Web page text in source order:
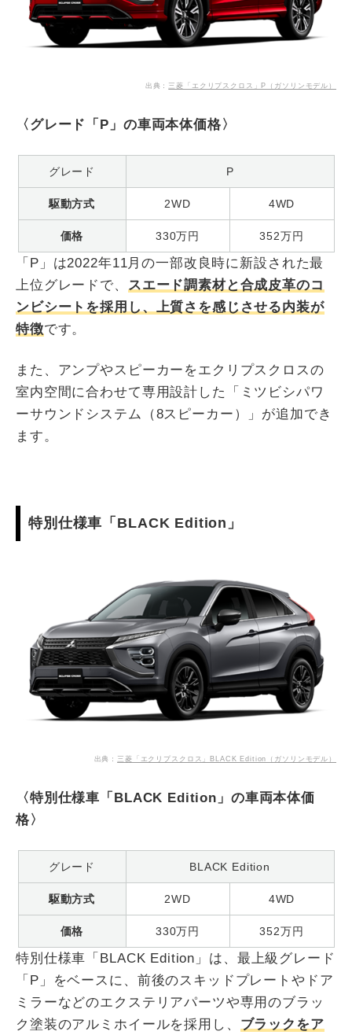
出典： 三菱「エクリプスクロス」P（ガソリンモデル）
〈グレード「P」の車両本体価格〉
グレード P
駆動方式 2WD 4WD
価格 330万円 352万円
「P」は2022年11月の一部改良時に新設された最
上位グレードで、 スエード調素材と合成皮革のコ
ンビシートを採用し、上質さを感じさせる内装が
特徴です。
また、アンプやスピーカーをエクリプスクロスの
室内空間に合わせて専用設計した「ミツビシパワ
ーサウンドシステム（8スピーカー）」が追加でき
ます。
特別仕様車「BLACK Edition」
出典： 三菱「エクリプスクロス」BLACK Edition（ガソリンモデル）
〈特別仕様車「BLACK Edition」の車両本体価
格〉
グレード BLACK Edition
駆動方式 2WD 4WD
価格 330万円 352万円
特別仕様車「BLACK Edition」は、最上級グレード
「P」をベースに、前後のスキッドプレートやドア
ミラーなどのエクステリアパーツや専用のブラッ
ク塗装のアルミホイールを採用し、 ブラックをア